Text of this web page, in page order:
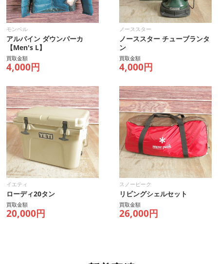
モンベル
アルパイン ダウンパーカ
【Men's L】
買取金額
4,000円
ノーススター
ノーススター チューブランタ
ン
買取金額
4,000円
イエティ
ローディ20タン
買取金額
20,000円
スノーピーク
リビングシェルセット
買取金額
26,000円